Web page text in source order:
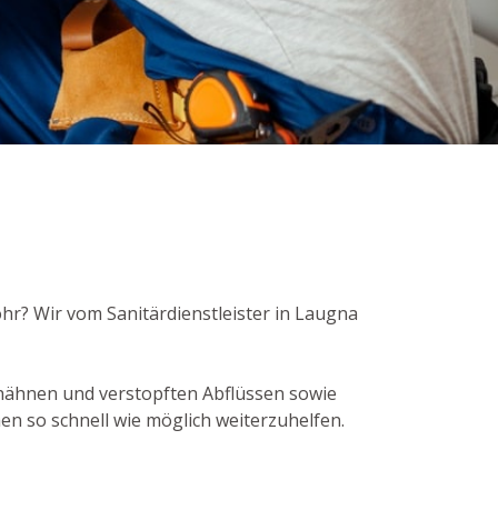
Wir vom Sanitärdienstleister in Laugna
und verstopften Abflüssen sowie
so schnell wie möglich weiterzuhelfen.